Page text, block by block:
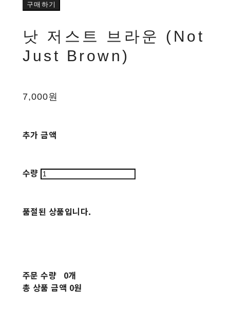
구매하기
낫 저스트 브라운 (Not
Just Brown)
7,000원
추가 금액
수량
품절된 상품입니다.
주문 수량
0개
총 상품 금액 0원